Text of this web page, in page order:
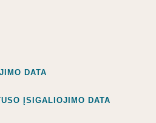
DATA
ĮSIGALIOJIMO DATA